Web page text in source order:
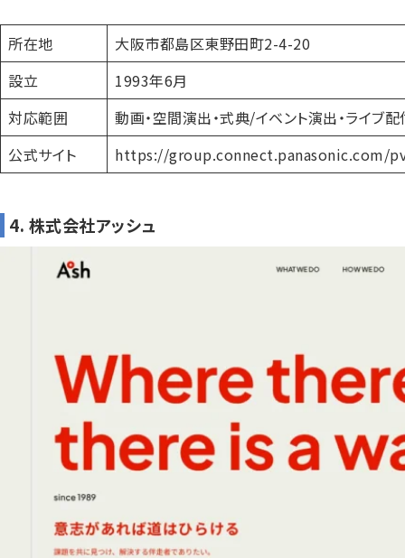
所在地
大阪市都島区東野田町2-4-20
設立
1993年6月
対応範囲
動画・空間演出・式典/イベント演出・ライブ配
公式サイト
https://group.connect.panasonic.com/
4. 株式会社アッシュ